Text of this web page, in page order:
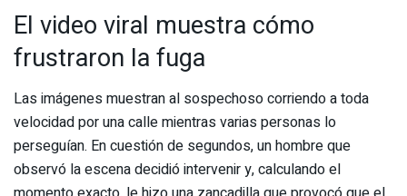
El video viral muestra cómo
frustraron la fuga
Las imágenes muestran al sospechoso corriendo a toda
velocidad por una calle mientras varias personas lo
perseguían. En cuestión de segundos, un hombre que
observó la escena decidió intervenir y, calculando el